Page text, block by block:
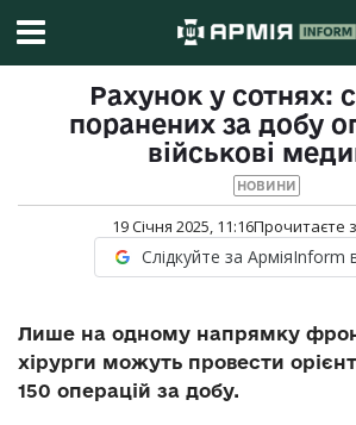
Рахунок у сотнях:
поранених за добу
військові
НОВИНИ
19 Січня 2025, 11:16Прочитаєте
Слідкуйте за АрміяInform
Лише на одному напрямку
хірурги можуть провести
150 операцій за добу.